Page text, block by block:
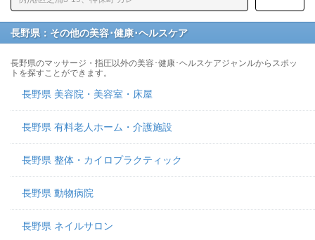
長野県：その他の美容･健康･ヘルスケア
長野県のマッサージ・指圧以外の美容･健康･ヘルスケアジャンルからスポッ
トを探すことができます。
長野県 美容院・美容室・床屋
長野県 有料老人ホーム・介護施設
長野県 整体・カイロプラクティック
長野県 動物病院
長野県 ネイルサロン